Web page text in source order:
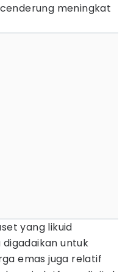
meningkat
yang likuid
untuk
emas juga relatif